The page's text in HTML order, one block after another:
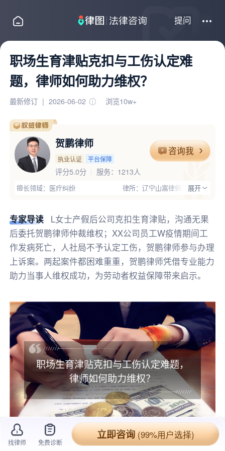
提问
职场生育津贴克扣与工伤认定难
题，律师如何助力维权？
最新修订 | 2026-06-02 浏览10w+
贺鹏律师
执业认证 平台保障
咨询我
评分5.0分 服务： 1213人
擅长领域：医疗纠纷
律所：辽宁山嵩律师事务所
展开
专家导读
L女士产假后公司克扣生育津贴，沟通无果
后委托贺鹏律师仲裁维权；XX公司员工W疫情期间工
作发病死亡，人社局不予认定工伤，贺鹏律师参与办理
上诉案。两起案件都困难重重，贺鹏律师凭借专业能力
助力当事人维权成功，为劳动者权益保障带来启示。
职场生育津贴克扣与工伤认定难题，
律师如何助力维权？
找律师 免费诊断
立即咨询(99%用户选择)